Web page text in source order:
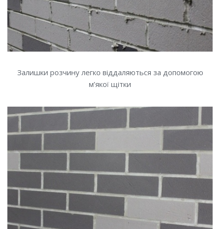
Залишки розчину легко віддаляються за допомогою
м’якої щітки